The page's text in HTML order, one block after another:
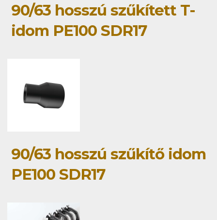
90/63 hosszú szűkített T-
idom PE100 SDR17
90/63 hosszú szűkítő idom
PE100 SDR17